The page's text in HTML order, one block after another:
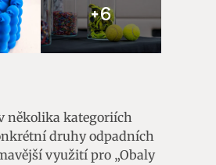
+6
několika kategoriích
druhy odpadních
využití pro „Obaly